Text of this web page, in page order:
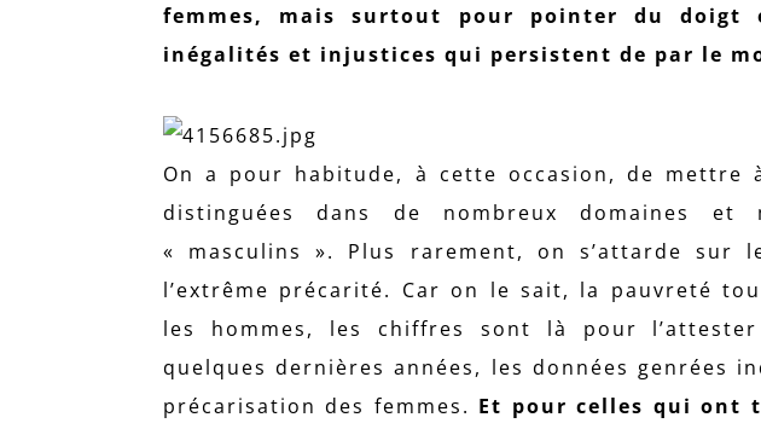
femmes, mais surtout pour pointer du doigt
inégalités et injustices qui persistent de par le
On a pour habitude, à cette occasion, de mettre
distinguées dans de nombreux domaines
« masculins ». Plus rarement, on s’attarde sur
l’extrême précarité. Car on le sait, la pauvreté
les hommes, les chiffres sont là pour
quelques dernières années, les données genrées
précarisation des femmes. Et pour celles qui ont